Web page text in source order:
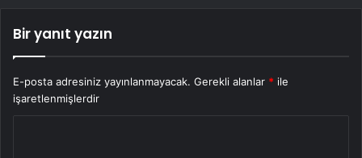
Bir yanıt yazın
E-posta adresiniz yayınlanmayacak. Gerekli alanlar * ile
işaretlenmişlerdir